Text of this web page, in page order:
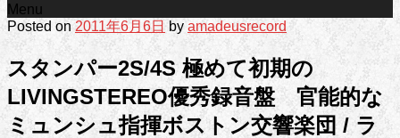
Menu
Posted on 2011年6月6日 by amadeusrecord
スタンパー2S/4S 極めて初期の
LIVINGSTEREO優秀録音盤 官能的な
ミュンシュ指揮ボストン交響楽団 / ラ